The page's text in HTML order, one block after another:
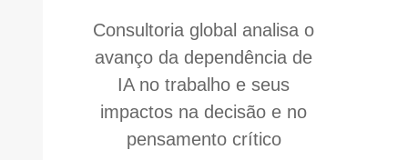
Consultoria global analisa o
avanço da dependência de
IA no trabalho e seus
impactos na decisão e no
pensamento crítico